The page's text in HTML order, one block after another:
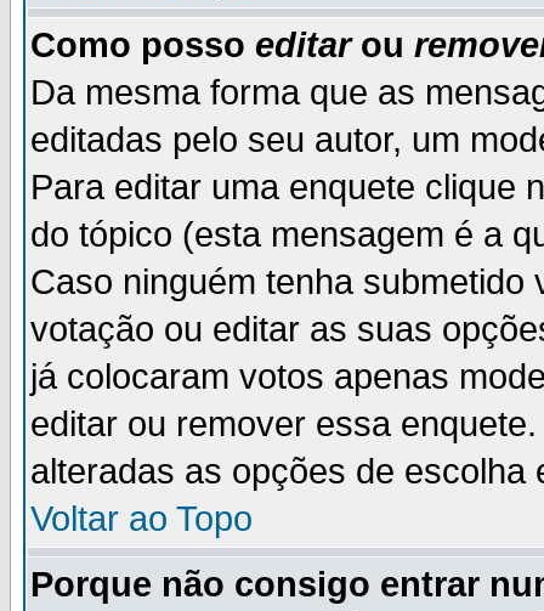
Como posso editarou
Da mesma forma que as
editadas pelo seu autor, um
Para editar uma enquete clique
do tópico (esta mensagem é a
Caso ninguém tenha
votação ou editar as suas
já colocaram votos apenas
editar ou remover essa
alteradas as opções de escolha
Voltar ao Topo
Porque não consigo entrar